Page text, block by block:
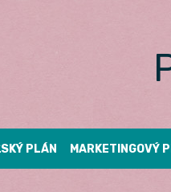
PLÁN MARKETINGOVÝ